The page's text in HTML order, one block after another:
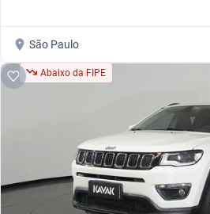
São Paulo
Abaixo da FIPE